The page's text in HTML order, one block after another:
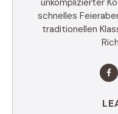
schnelles
traditionellen